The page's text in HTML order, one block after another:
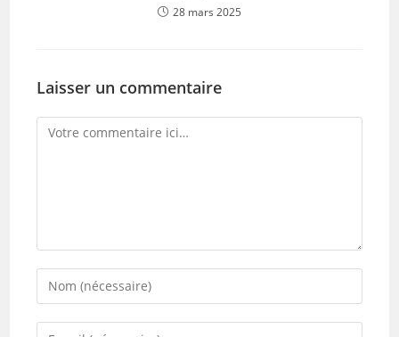
28 mars 2025
Laisser un commentaire
Comment
Enter
your
name
Enter